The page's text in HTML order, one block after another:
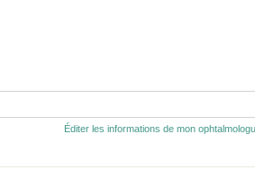
Éditer les informations de mon